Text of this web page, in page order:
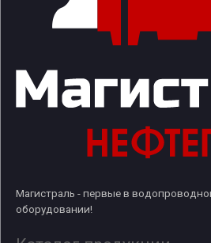
Магистраль - первые в
оборудовании!